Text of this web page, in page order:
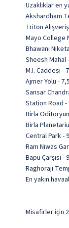
Uzaklıklar en
Akshardham
Triton
Mayo College
Bhawani
Sheesh Mahal
M.I. Caddesi -
Ajmer Yolu -
Sansar
Station Road -
Birla
Birla
Central Park -
Ram Niwas
Bapu Çarşısı
Raghoraji
En yakın
Misafirler için